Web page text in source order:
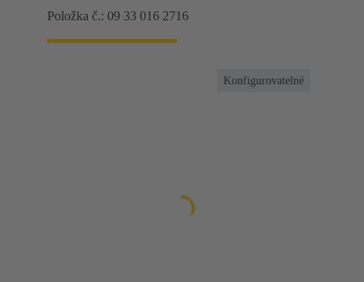
Položka č.: 09 33 016 2716
Konfigurovatelné